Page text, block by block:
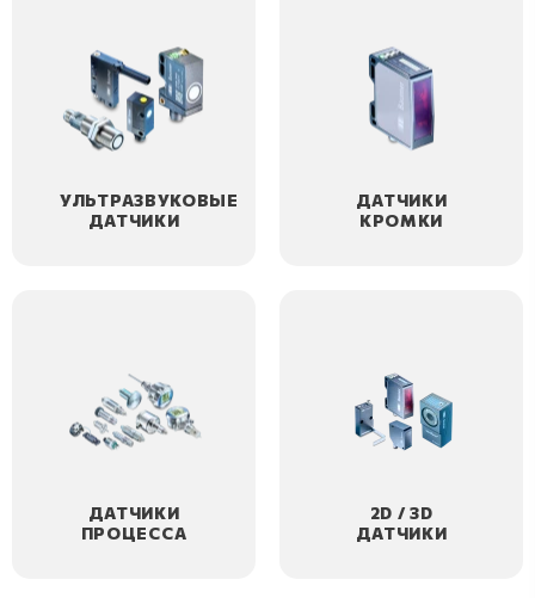
УЛЬТРАЗВУКОВЫЕ
ДАТЧИКИ
ДАТЧИКИ
КРОМКИ
ДАТЧИКИ
ПРОЦЕССА
2D / 3D
ДАТЧИКИ